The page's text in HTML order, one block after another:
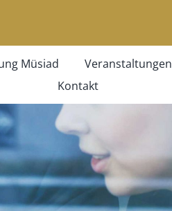
Müsiad
Veranstaltungen
Kontakt